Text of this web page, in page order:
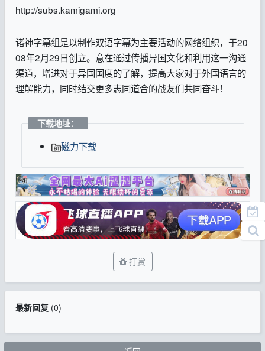
http://subs.kamigami.org
诸神字幕组是以制作双语字幕为主要活动的网络组织，于20
08年2月29日创立。意在通过传播异国文化和利用这一沟通
渠道，增进对于异国国度的了解，提高大家对于外国语言的
理解能力，同时结交更多志同道合的战友们共同奋斗！
下载地址：
磁力下载
打赏
最新回复(0)